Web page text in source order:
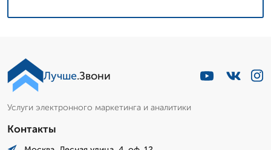
Лучше.Звони
Услуги электронного маркетинга и аналитики
Контакты